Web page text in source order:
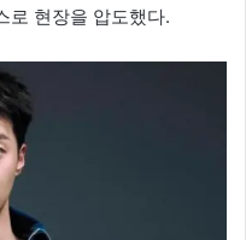
로 현장을 압도했다.